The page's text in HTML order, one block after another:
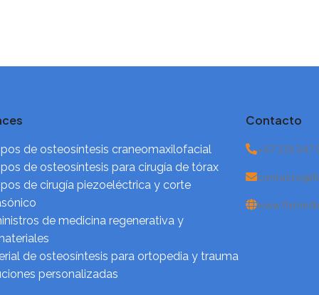
de osteosíntesis craneomaxilofacial
de osteosíntesis para cirugía de tórax
de cirugía piezoeléctrica y corte
de medicina regenerativa y
de osteosíntesis para ortopedia y trauma
personalizadas
Contacto
+57 318 347